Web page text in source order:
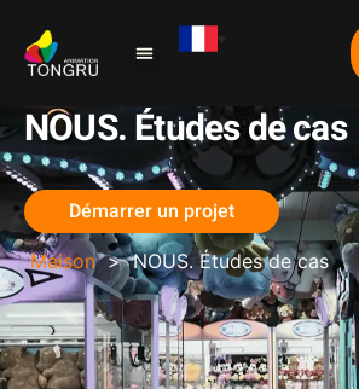
NOUS. Études de cas
Démarrer un projet
Maison > NOUS. Études de cas